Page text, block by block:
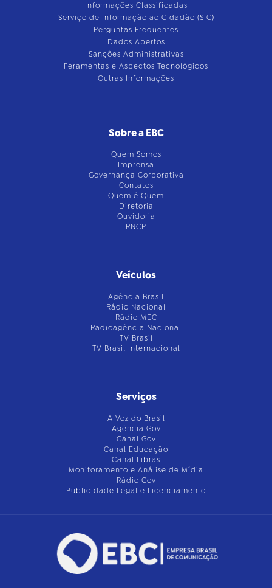
Informações Classificadas
Serviço de Informação ao Cidadão (SIC)
Perguntas Frequentes
Dados Abertos
Sanções Administrativas
Feramentas e Aspectos Tecnológicos
Outras Informações
Sobre a EBC
Quem Somos
Imprensa
Governança Corporativa
Contatos
Quem é Quem
Diretoria
Ouvidoria
RNCP
Veículos
Agência Brasil
Rádio Nacional
Rádio MEC
Radioagência Nacional
TV Brasil
TV Brasil Internacional
Serviços
A Voz do Brasil
Agência Gov
Canal Gov
Canal Educação
Canal Libras
Monitoramento e Análise de Mídia
Rádio Gov
Publicidade Legal e Licenciamento